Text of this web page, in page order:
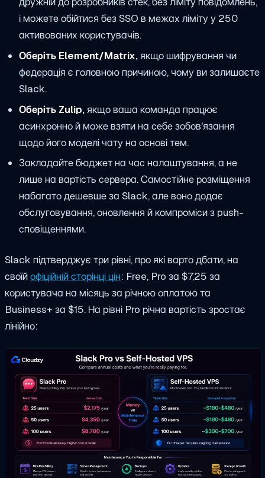
і можете обійтися без SSO в межах ліміту у 250
активованих користувачів.
Оберіть Element/Matrix,якщо шифрування чи
федерація є головною причиною, чому ви залишаєте
Slack.
Оберіть Zulip,якщо ваша команда працює
асинхронно й може взяти на себе зобов'язання
щодо його моделі чату на основі тем.
Закладайте бюджет на час налаштування, а не
лише на вартість сервера. Самостійне розміщення
набагато дешевше за Slack, але воно додає
обслуговування, оновлення й компроміси з push-
сповіщеннями.
Slack підтверджує три рівні, про які варто дбати, на
своїйофіційній сторінці цін: Free, Pro за $7,25 за
користувача на місяць за річною оплатою та
Business+ за $15. На рівні Pro річна вартість зростає
лінійно: